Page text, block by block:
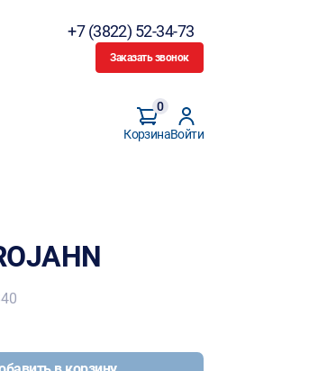
+7 (3822) 52-34-73
Заказать звонок
Корзина
0
Войти